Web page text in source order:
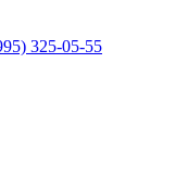
325-05-55